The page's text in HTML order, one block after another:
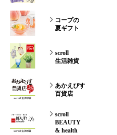
コープの
夏ギフト
scroll
生活雑貨
あかえびす
百貨店
scroll
BEAUTY
& health